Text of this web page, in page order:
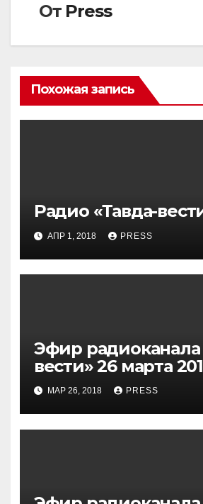
От Press
Похожая запись
Радио «Тавда-
АПР 1, 2018 PRESS
Эфир радиоканала
вести» 26 марта
МАР 26, 2018 PRESS